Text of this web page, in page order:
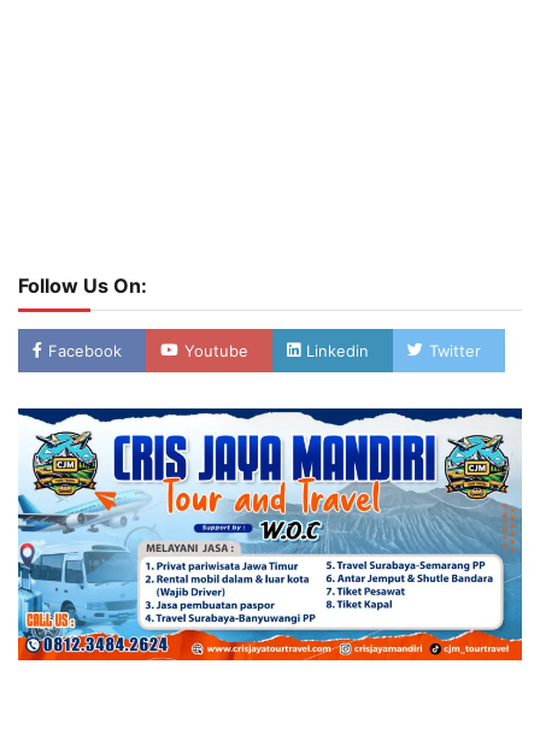
Follow Us On:
Facebook Youtube Linkedin Twitter